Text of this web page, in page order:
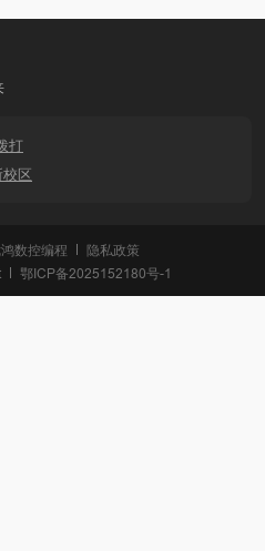
打
区
数控编程
隐私政策
鄂ICP备2025152180号-1